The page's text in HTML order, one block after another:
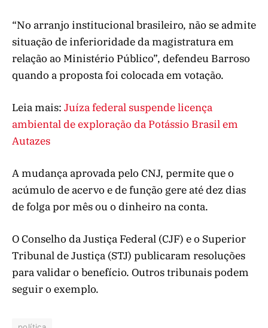
“No arranjo institucional brasileiro, não se admite
situação de inferioridade da magistratura em
relação ao Ministério Público”, defendeu Barroso
quando a proposta foi colocada em votação.
Leia mais: Juíza federal suspende licença
ambiental de exploração da Potássio Brasil em
Autazes
A mudança aprovada pelo CNJ, permite que o
acúmulo de acervo e de função gere até dez dias
de folga por mês ou o dinheiro na conta.
O Conselho da Justiça Federal (CJF) e o Superior
Tribunal de Justiça (STJ) publicaram resoluções
para validar o benefício. Outros tribunais podem
seguir o exemplo.